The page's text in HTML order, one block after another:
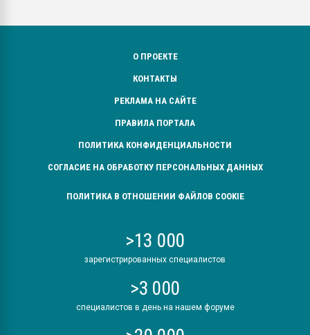
О ПРОЕКТЕ
КОНТАКТЫ
РЕКЛАМА НА САЙТЕ
ПРАВИЛА ПОРТАЛА
ПОЛИТИКА КОНФИДЕНЦИАЛЬНОСТИ
СОГЛАСИЕ НА ОБРАБОТКУ ПЕРСОНАЛЬНЫХ ДАННЫХ
ПОЛИТИКА В ОТНОШЕНИИ ФАЙЛОВ COOKIE
>13 000
зарегистрированных специалистов
>3 000
специалистов в день на нашем форуме